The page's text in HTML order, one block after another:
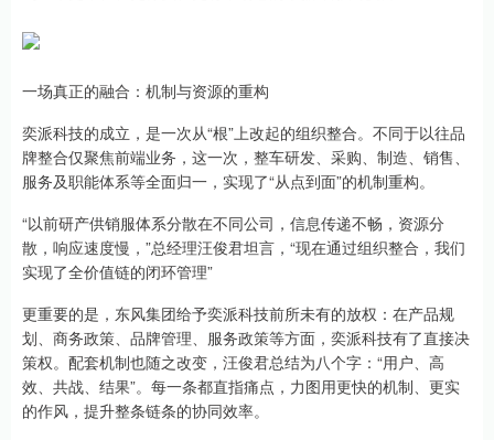
一场真正的融合：机制与资源的重构
奕派科技的成立，是一次从“根”上改起的组织整合。不同于以往品
牌整合仅聚焦前端业务，这一次，整车研发、采购、制造、销售、
服务及职能体系等全面归一，实现了“从点到面”的机制重构。
“以前研产供销服体系分散在不同公司，信息传递不畅，资源分
散，响应速度慢，”总经理汪俊君坦言，“现在通过组织整合，我们
实现了全价值链的闭环管理”
更重要的是，东风集团给予奕派科技前所未有的放权：在产品规
划、商务政策、品牌管理、服务政策等方面，奕派科技有了直接决
策权。配套机制也随之改变，汪俊君总结为八个字：“用户、高
效、共战、结果”。每一条都直指痛点，力图用更快的机制、更实
的作风，提升整条链条的协同效率。